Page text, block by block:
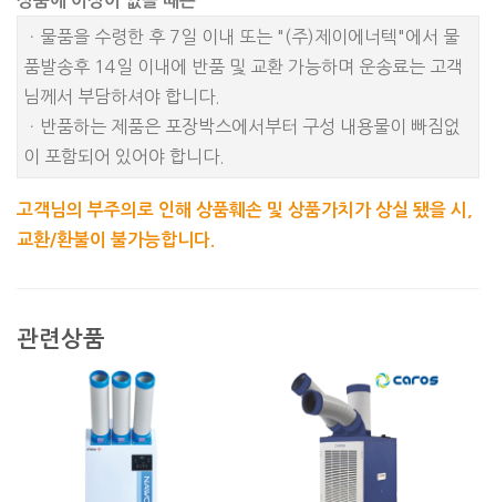
ㆍ물품을 수령한 후 7일 이내 또는 "(주)제이에너텍"에서 물
품발송후 14일 이내에 반품 및 교환 가능하며 운송료는 고객
님께서 부담하셔야 합니다.
ㆍ반품하는 제품은 포장박스에서부터 구성 내용물이 빠짐없
이 포함되어 있어야 합니다.
고객님의 부주의로 인해 상품훼손 및 상품가치가 상실 됐을 시,
교환/환불이 불가능합니다.
관련상품